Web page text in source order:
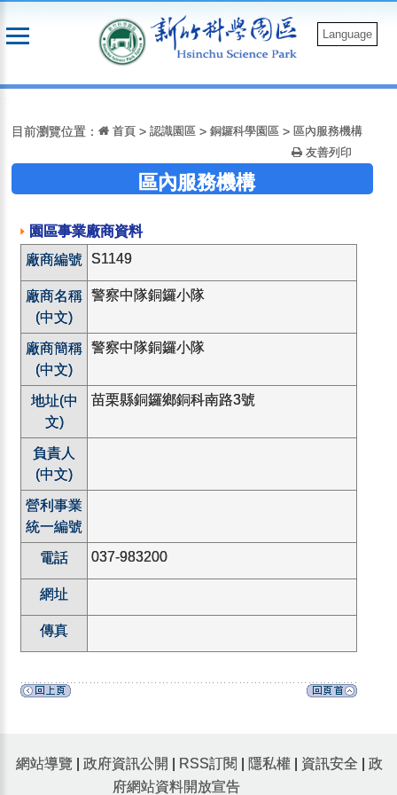
到
Language
目前瀏覽位置： 首頁 >認識園區 >銅鑼科學園區 > 區內服務機構
友善列印
區內服務機構
園區事業廠商資料
廠商編號
S1149
廠商名稱
(中文)
警察中隊銅鑼小隊
廠商簡稱
(中文)
警察中隊銅鑼小隊
地址(中
文)
苗栗縣銅鑼鄉銅科南路3號
負責人
(中文)
營利事業
統一編號
電話 037-983200
網址
傳真
網站導覽 政府資訊公開 RSS訂閱 隱私權 資訊安全
政
府網站資料開放宣告